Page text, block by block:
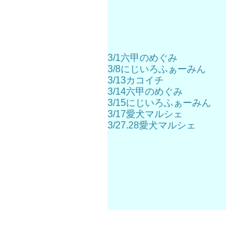
3/1六甲のめぐみ
3/8にじいろふぁーみん
3/13カコイチ
3/14六甲のめぐみ
3/15にじいろふぁーみん
3/17愛犬マルシェ
3/27.28愛犬マルシェ